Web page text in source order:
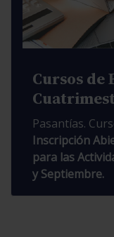
Cursos de
Pasantías.
Inscripción
para las
y Septiembre.